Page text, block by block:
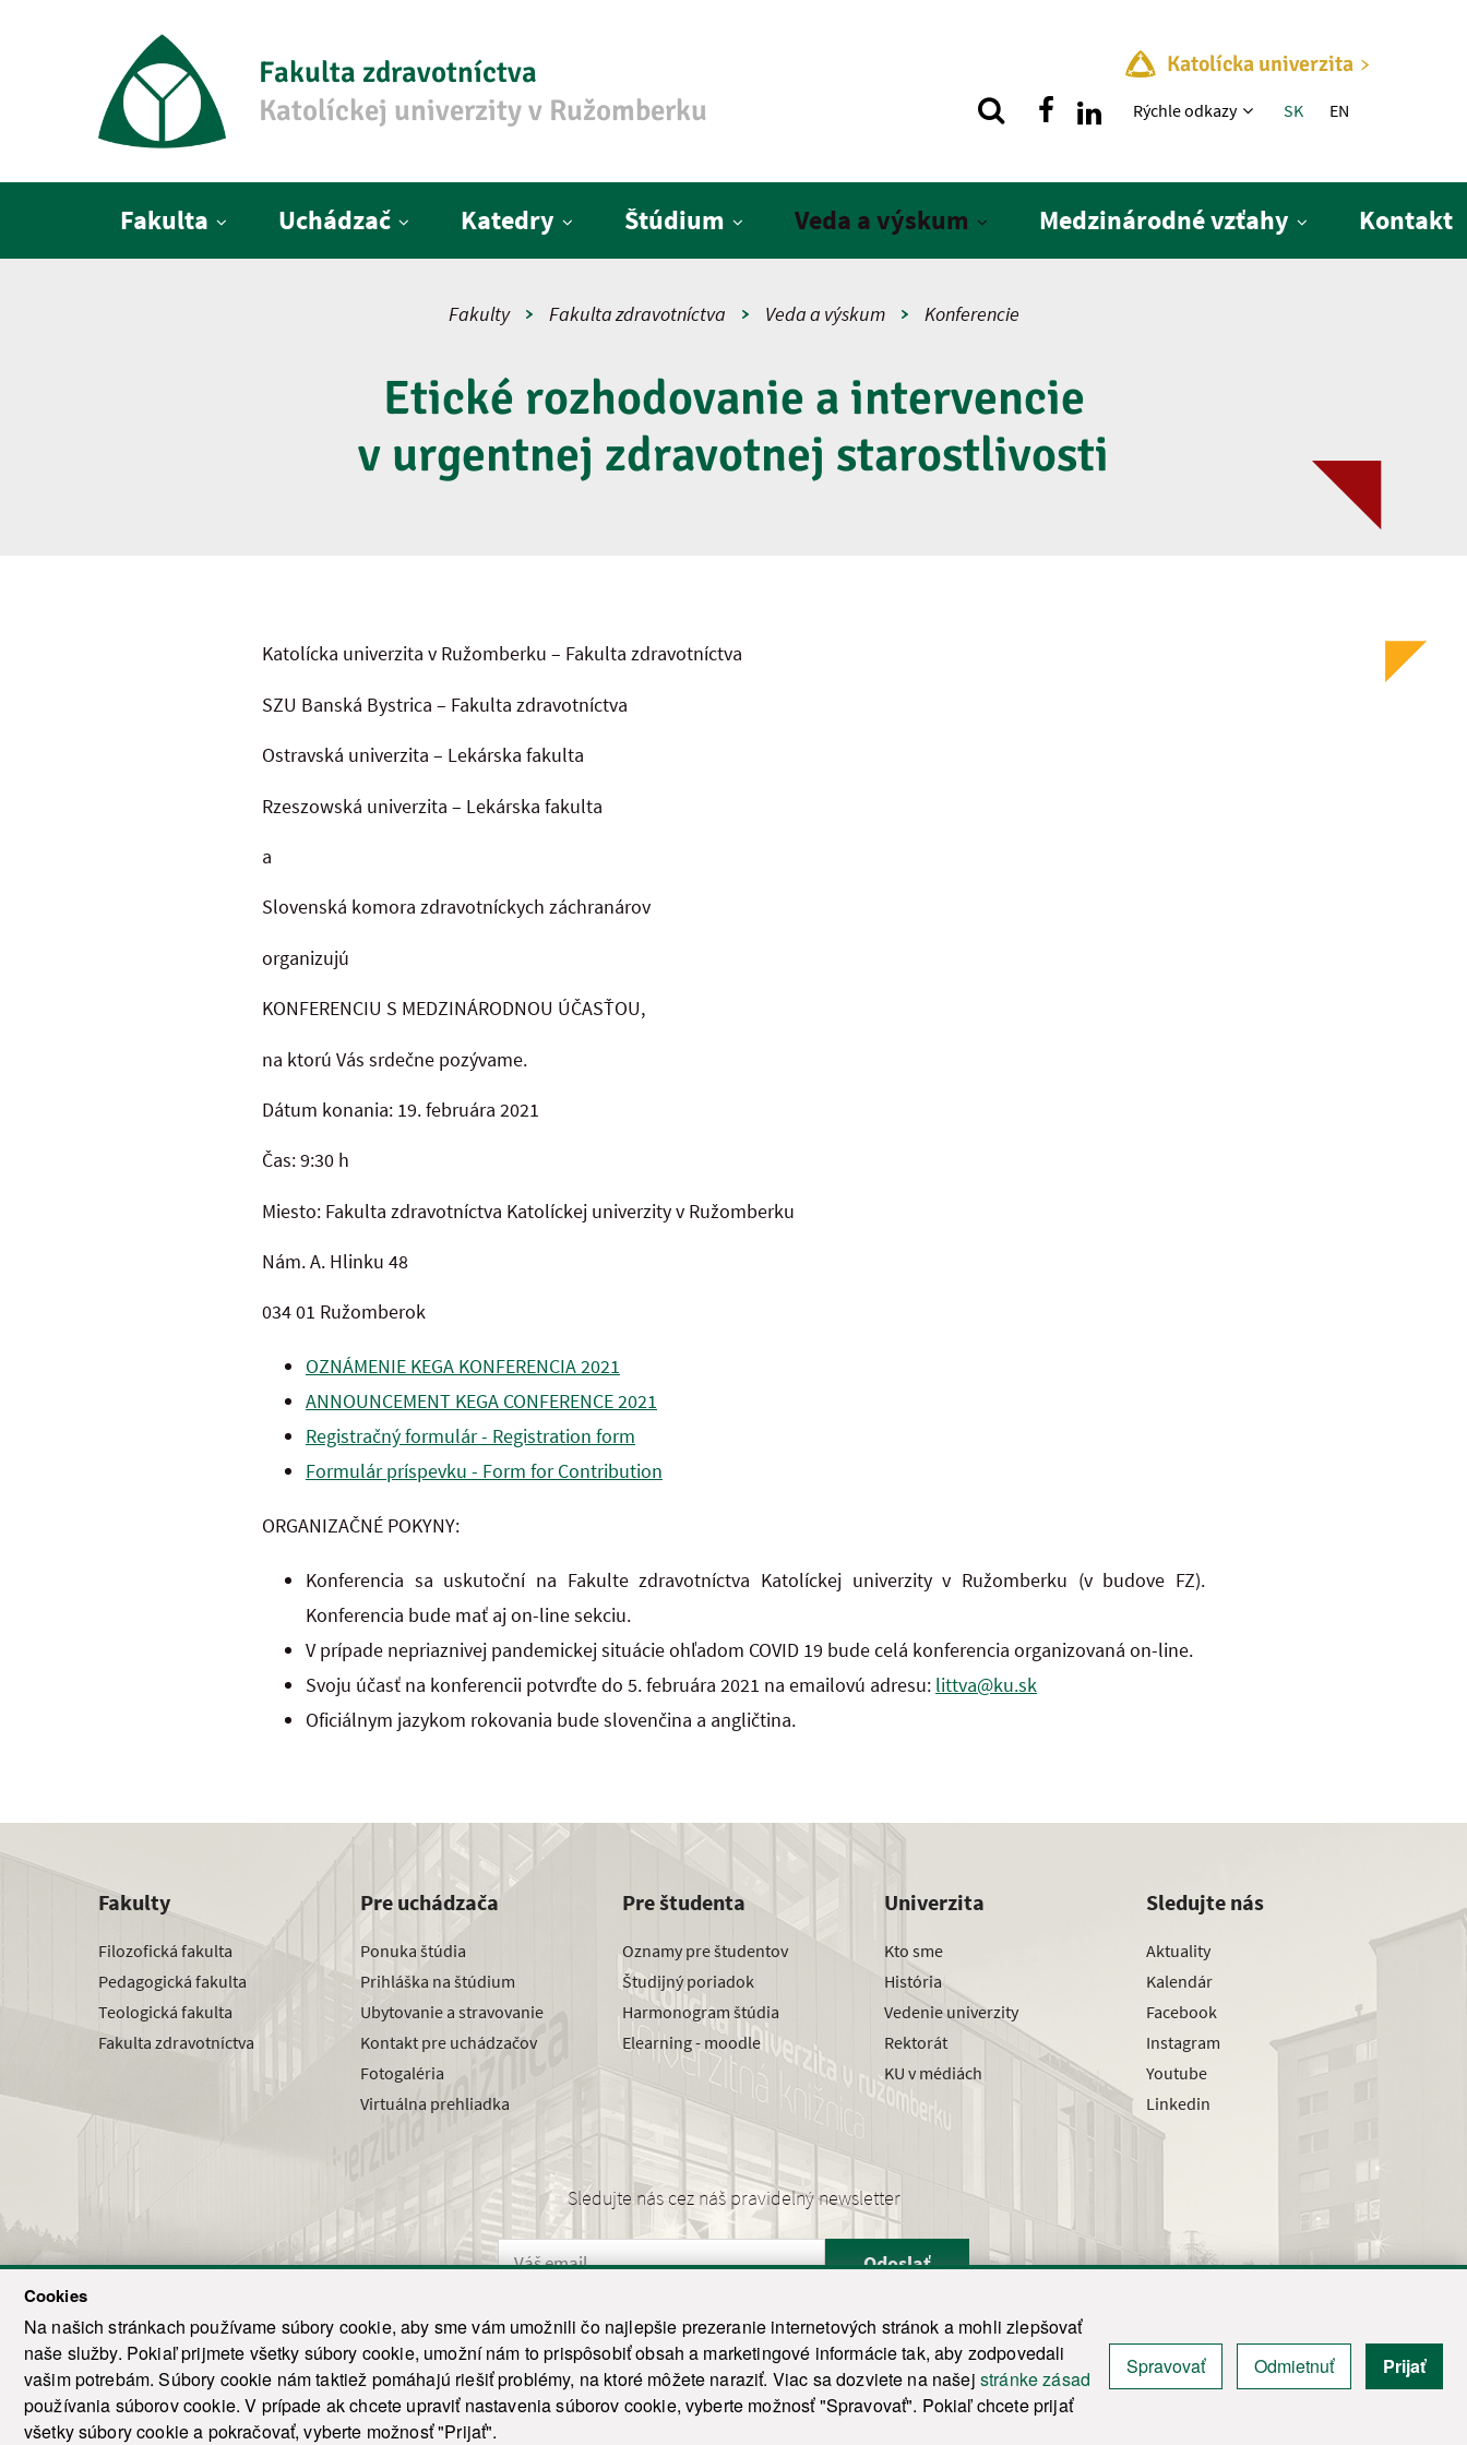
Cookies
Na našich stránkach používame súbory cookie, aby sme vám umožnili čo najlepšie prezeranie internetových stránok a mohli zlepšovať
naše služby. Pokiaľ prijmete všetky súbory cookie, umožní nám to prispôsobiť obsah a marketingové informácie tak, aby zodpovedali
vašim potrebám. Súbory cookie nám taktiež pomáhajú riešiť problémy, na ktoré môžete naraziť. Viac sa dozviete na našej stránke zásad
používania súborov cookie. V prípade ak chcete upraviť nastavenia súborov cookie, vyberte možnosť "Spravovať". Pokiaľ chcete prijať
všetky súbory cookie a pokračovať, vyberte možnosť "Prijať".
Spravovať Odmietnuť Prijať
Fakulta zdravotníctva
Katolíckej univerzity v Ružomberku
Katolícka univerzita
Rýchle menu
Rýchle odkazy SK EN
Fakulta Uchádzač Katedry Štúdium Veda a výskum Medzinárodné vzťahy Kontakt
Fakulty Fakulta zdravotníctva Veda a výskum Konferencie
Etické rozhodovanie a intervencie
v urgentnej zdravotnej starostlivosti
Katolícka univerzita v Ružomberku – Fakulta zdravotníctva
SZU Banská Bystrica – Fakulta zdravotníctva
Ostravská univerzita – Lekárska fakulta
Rzeszowská univerzita – Lekárska fakulta
a
Slovenská komora zdravotníckych záchranárov
organizujú
KONFERENCIU S MEDZINÁRODNOU ÚČASŤOU,
na ktorú Vás srdečne pozývame.
Dátum konania: 19. februára 2021
Čas: 9:30 h
Miesto: Fakulta zdravotníctva Katolíckej univerzity v Ružomberku
Nám. A. Hlinku 48
034 01 Ružomberok
OZNÁMENIE KEGA KONFERENCIA 2021
ANNOUNCEMENT KEGA CONFERENCE 2021
Registračný formulár - Registration form
Formulár príspevku - Form for Contribution
ORGANIZAČNÉ POKYNY:
Konferencia sa uskutoční na Fakulte zdravotníctva Katolíckej univerzity v Ružomberku (v budove FZ).
Konferencia bude mať aj on-line sekciu.
V prípade nepriaznivej pandemickej situácie ohľadom COVID 19 bude celá konferencia organizovaná on-line.
Svoju účasť na konferencii potvrďte do 5. februára 2021 na emailovú adresu: littva@ku.sk
Oficiálnym jazykom rokovania bude slovenčina a angličtina.
Fakulty
Filozofická fakulta
Pedagogická fakulta
Teologická fakulta
Fakulta zdravotníctva
Pre uchádzača
Ponuka štúdia
Prihláška na štúdium
Ubytovanie a stravovanie
Kontakt pre uchádzačov
Fotogaléria
Virtuálna prehliadka
Pre študenta
Oznamy pre študentov
Študijný poriadok
Harmonogram štúdia
Elearning - moodle
Univerzita
Kto sme
História
Vedenie univerzity
Rektorát
KU v médiách
Sledujte nás
Aktuality
Kalendár
Facebook
Instagram
Youtube
Linkedin
Sledujte nás cez náš pravidelný newsletter
Odoslať
© 2021-2026 ku.sk. Všetky práva vyhradené. | Ochrana osobných údajov | Vyhlásenie o prístupnosti | Admin
This site is protected by reCAPTCHA and the Google Privacy Policy and Terms of Service
apply.
Tvorba stránky WebCreators.sk | Webhosting HostCreators